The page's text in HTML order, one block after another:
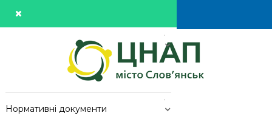
Нормативні документи